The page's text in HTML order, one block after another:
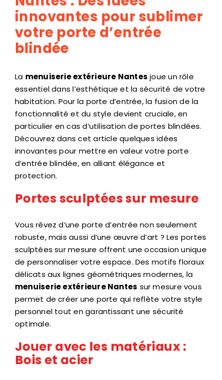
innovantes pour sublimer
votre porte d’entrée
blindée
La menuiserie extérieure Nantes joue un rôle
essentiel dans l’esthétique et la sécurité de votre
habitation. Pour la porte d’entrée, la fusion de la
fonctionnalité et du style devient cruciale, en
particulier en cas d’utilisation de portes blindées.
Découvrez dans cet article quelques idées
innovantes pour mettre en valeur votre porte
d’entrée blindée, en alliant élégance et
protection.
Portes sculptées sur mesure
Vous rêvez d’une porte d’entrée non seulement
robuste, mais aussi d’une œuvre d’art ? Les portes
sculptées sur mesure offrent une occasion unique
de personnaliser votre espace. Des motifs floraux
délicats aux lignes géométriques modernes, la
menuiserie extérieure Nantes sur mesure vous
permet de créer une porte qui reflète votre style
personnel tout en garantissant une sécurité
optimale.
Jouer avec les matériaux :
Bois et acier